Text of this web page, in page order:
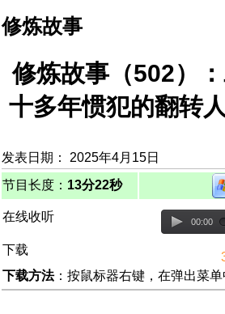
修炼故事
修炼故事（502）
十多年惯犯的翻转
发表日期： 2025年4月15日
节目长度： 13分22秒
在线收听 00:00
下载
下载方法：按鼠标器右键，在弹出菜